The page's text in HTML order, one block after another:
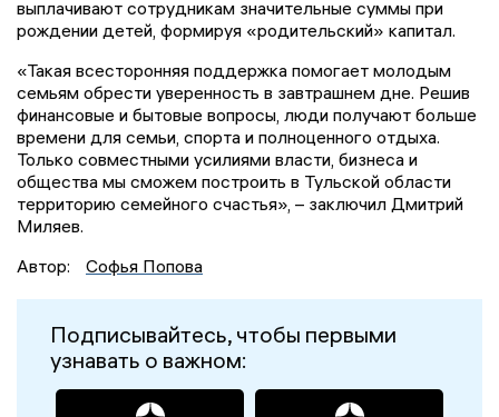
выплачивают сотрудникам значительные суммы при
рождении детей, формируя «родительский» капитал.
«Такая всесторонняя поддержка помогает молодым
семьям обрести уверенность в завтрашнем дне. Решив
финансовые и бытовые вопросы, люди получают больше
времени для семьи, спорта и полноценного отдыха.
Только совместными усилиями власти, бизнеса и
общества мы сможем построить в Тульской области
территорию семейного счастья», – заключил Дмитрий
Миляев.
Автор:
Софья Попова
Подписывайтесь, чтобы первыми
узнавать о важном: